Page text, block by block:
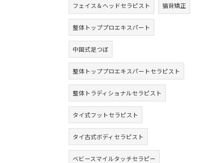
フェイス＆ヘッドセラピスト 猫背矯正
整体トッププロエキスパート
中国式足つぼ
整体トッププロエキスパートセラピスト
整体トラディショナルセラピスト
タイ式フットセラピスト
タイ古式ボディセラピスト
ベビースマイルタッチセラピー